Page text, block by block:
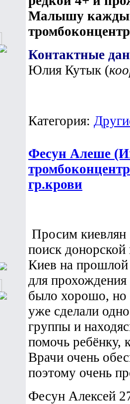
Малышу каждый
Контактные
Юлия Кутык (
Категория:
Фесун Алеше
гр.крови
Просим киевлян
поиск
Киев на прошлой
для
было хорошо, но
уже сделали
группы и
помочь ребёнку,
Врачи очень
поэтому очень
Фесун Алексей